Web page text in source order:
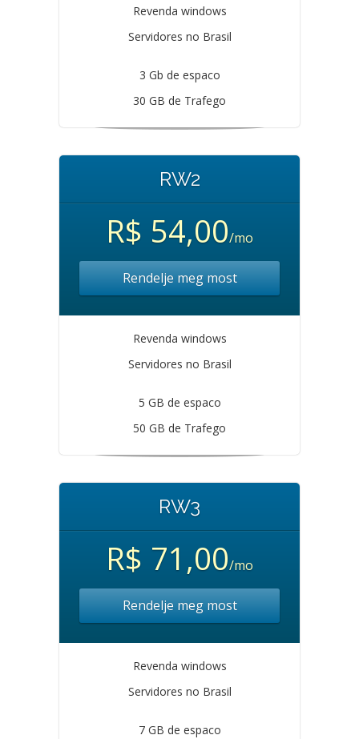
Revenda windows
Servidores no Brasil
3 Gb de espaco
30 GB de Trafego
RW2
R$ 54,00/mo
Rendelje meg most
Revenda windows
Servidores no Brasil
5 GB de espaco
50 GB de Trafego
RW3
R$ 71,00/mo
Rendelje meg most
Revenda windows
Servidores no Brasil
7 GB de espaco